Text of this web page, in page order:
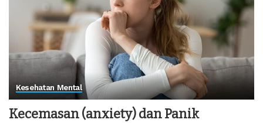
Kesehatan Mental
Kecemasan (anxiety) dan Panik